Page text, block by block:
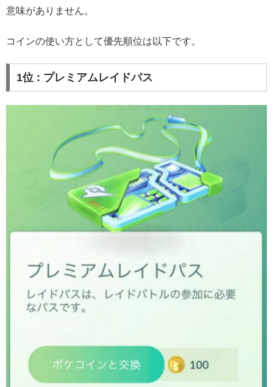
意味がありません。
コインの使い方として優先順位は以下です。
1位 : プレミアムレイドパス